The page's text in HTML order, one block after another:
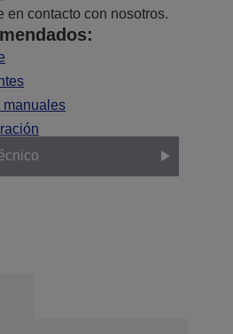
en contacto con nosotros.
manuales